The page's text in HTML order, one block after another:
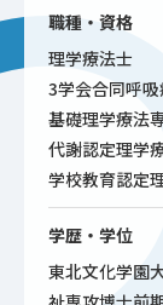
職種・資格
理学療法士
3学会合同呼
基礎理学療法
代謝認定理学
学校教育認定
学歴・学位
東北文化学園